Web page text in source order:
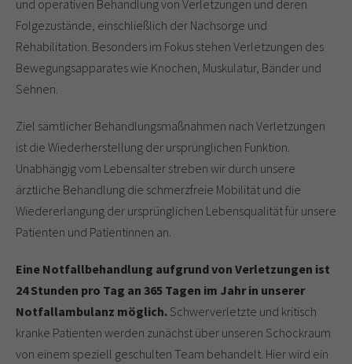
und operativen Behandlung von Verletzungen und deren
Folgezustände, einschließlich der Nachsorge und
Rehabilitation. Besonders im Fokus stehen Verletzungen des
Bewegungsapparates wie Knochen, Muskulatur, Bänder und
Sehnen.
Ziel sämtlicher Behandlungsmaßnahmen nach Verletzungen
ist die Wiederherstellung der ursprünglichen Funktion.
Unabhängig vom Lebensalter streben wir durch unsere
ärztliche Behandlung die schmerzfreie Mobilität und die
Wiedererlangung der ursprünglichen Lebensqualität für unsere
Patienten und Patientinnen an.
Eine Notfallbehandlung aufgrund von Verletzungen ist
24 Stunden pro Tag an 365 Tagen im Jahr in unserer
Notfallambulanz möglich. Schwerverletzte und kritisch
kranke Patienten werden zunächst über unseren Schockraum
von einem speziell geschulten Team behandelt. Hier wird ein